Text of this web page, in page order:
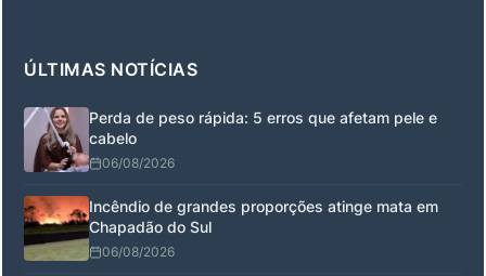
ÚLTIMAS NOTÍCIAS
Perda de peso rápida: 5 erros que afetam pele e
cabelo
06/08/2026
Incêndio de grandes proporções atinge mata em
Chapadão do Sul
06/08/2026